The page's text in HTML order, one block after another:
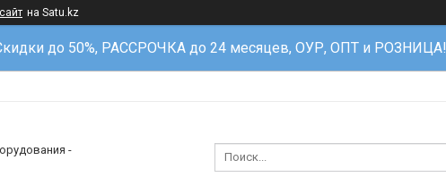
на Satu.kz
до 50%, РАССРОЧКА до 24 месяцев, ОУР, ОПТ и РОЗНИЦА!
-